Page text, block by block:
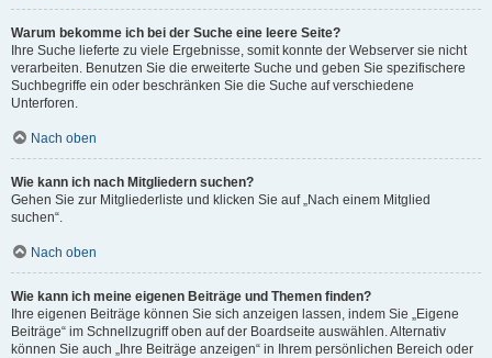
Warum bekomme ich bei der Suche eine leere Seite?
Ihre Suche lieferte zu viele Ergebnisse, somit konnte der Webserver sie nicht
verarbeiten. Benutzen Sie die erweiterte Suche und geben Sie spezifischere
Suchbegriffe ein oder beschränken Sie die Suche auf verschiedene
Unterforen.
Nach oben
Wie kann ich nach Mitgliedern suchen?
Gehen Sie zur Mitgliederliste und klicken Sie auf „Nach einem Mitglied
suchen“.
Nach oben
Wie kann ich meine eigenen Beiträge und Themen finden?
Ihre eigenen Beiträge können Sie sich anzeigen lassen, indem Sie „Eigene
Beiträge“ im Schnellzugriff oben auf der Boardseite auswählen. Alternativ
können Sie auch „Ihre Beiträge anzeigen“ in Ihrem persönlichen Bereich oder